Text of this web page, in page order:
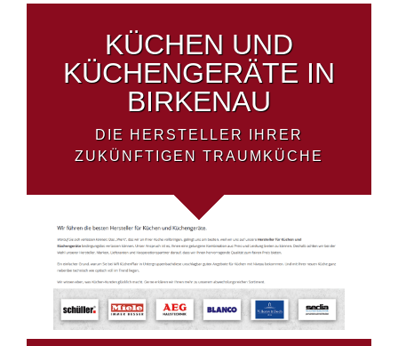
KÜCHEN UND
KÜCHENGERÄTE IN
BIRKENAU
DIE HERSTELLER IHRER
ZUKÜNFTIGEN TRAUMKÜCHE